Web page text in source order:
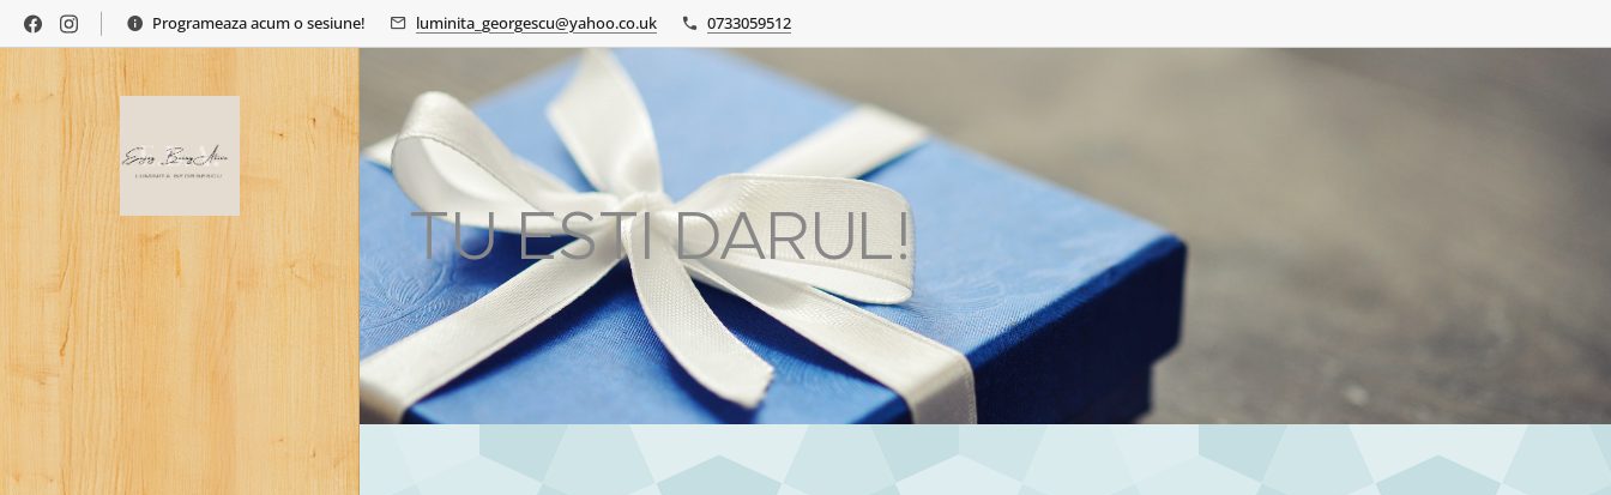
Programeaza acum o sesiune! luminita_georgescu@yahoo.co.uk 0733059512
TU ESTI DARUL!